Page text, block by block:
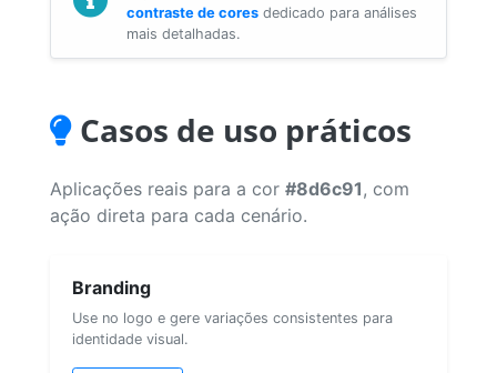
contraste de cores dedicado para análises
mais detalhadas.
Casos de uso práticos
Aplicações reais para a cor #8d6c91 , com
ação direta para cada cenário.
Branding
Use no logo e gere variações consistentes para
identidade visual.